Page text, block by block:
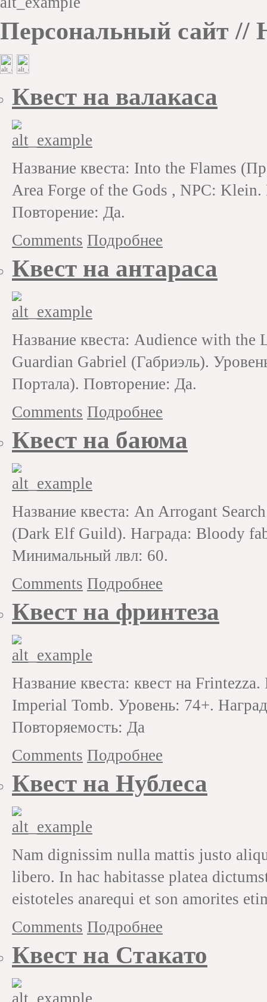
Персональный сайт //
Квест на валакаса
Название квеста: Into the Flames
Area Forge of the Gods , NPC: Klein.
Повторение: Да.
Comments Подробнее
Квест на антараса
Название квеста: Audience with the
Guardian Gabriel (Габриэль).
Портала). Повторение: Да.
Comments Подробнее
Квест на баюма
Название квеста: An Arrogant
(Dark Elf Guild). Награда: Bloody
Минимальный лвл: 60.
Comments Подробнее
Квест на фринтеза
Название квеста: квест на
Imperial Tomb. Уровень: 74+.
Повторяемость: Да
Comments Подробнее
Квест на Нублеса
Nam dignissim nulla mattis justo
libero. In hac habitasse platea
eistoteles anarequi et son amorites
Comments Подробнее
Квест на Стакато